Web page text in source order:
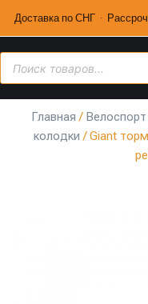
Доставка по СНГ ·
Главная / Велоспорт
колодки / Giant